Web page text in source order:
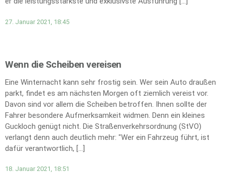
27. Januar 2021, 18:45
Wenn die Scheiben vereisen
Eine Winternacht kann sehr frostig sein. Wer sein Auto draußen
parkt, findet es am nächsten Morgen oft ziemlich vereist vor.
Davon sind vor allem die Scheiben betroffen. Ihnen sollte der
Fahrer besondere Aufmerksamkeit widmen. Denn ein kleines
Guckloch genügt nicht. Die Straßenverkehrsordnung (StVO)
verlangt denn auch deutlich mehr: "Wer ein Fahrzeug führt, ist
dafür verantwortlich, […]
18. Januar 2021, 18:51